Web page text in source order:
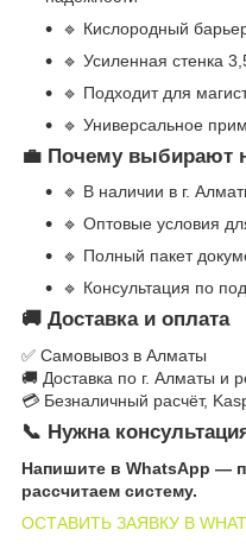
🔹 Кислородный
🔹 Усиленная стенка
🔹 Подходит для
🔹 Универсальное
💼 Почему выбирают
🔹 В наличии в г.
🔹 Оптовые условия
🔹 Полный пакет
🔹 Консультация по
🚚 Доставка и оплата
✅ Самовывоз в Алматы
🚚 Доставка по г. Алматы и
💳 Безналичный расчёт,
📞 Нужна
Напишите в WhatsApp —
рассчитаем систему.
ОСТАВИТЬ ЗАЯВКУ В